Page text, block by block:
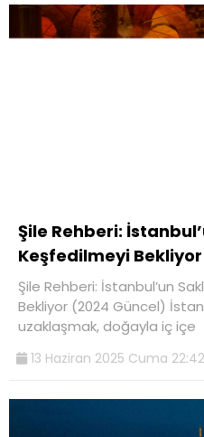
Şile Rehberi:
Keşfedilmeyi
Şile Rehberi: İstanbul’un
Bekliyor (2024 Güncel)
uzaklaşmak, doğayla iç içe
13 Haziran 2025 Cuma 22:42